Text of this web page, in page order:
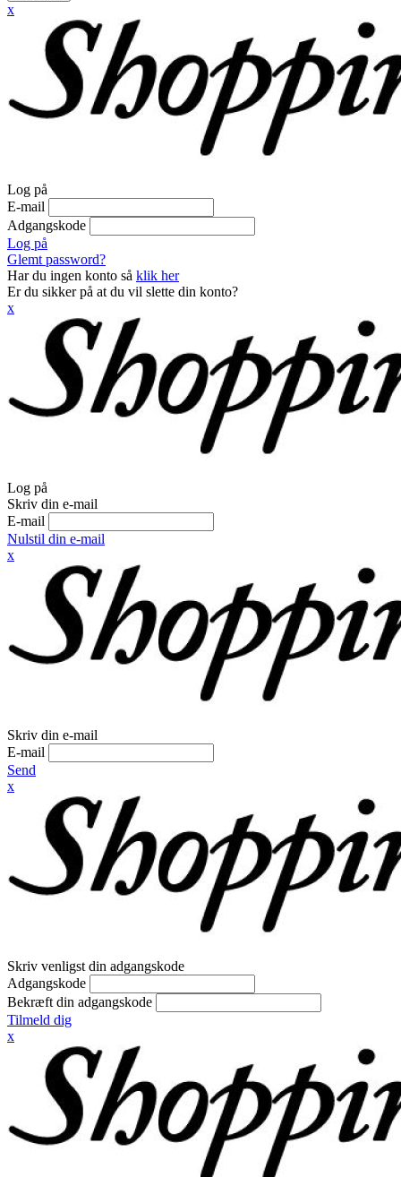
x
Log på
E-mail
Adgangskode
Log på
Glemt password?
Har du ingen konto så klik her
Er du sikker på at du vil slette din konto?
x
Log på
Skriv din e-mail
E-mail
Nulstil din e-mail
x
Skriv din e-mail
E-mail
Send
x
Skriv venligst din adgangskode
Adgangskode
Bekræft din adgangskode
Tilmeld dig
x